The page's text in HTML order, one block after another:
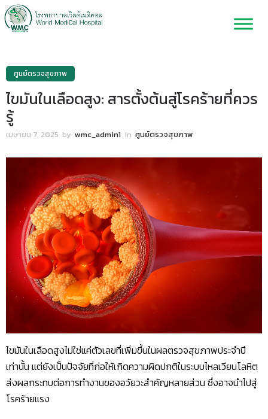
ศูนย์ตรวจสุขภาพ
ไขมันในเลือดสูง: สารตั้งต้นสู่โรคร้ายที่ควร
รู้
เมษายน 7, 2025 by wmc_admin1 in ศูนย์ตรวจสุขภาพ
ไขมันในเลือดสูงไม่ใช่แค่ตัวเลขที่เพิ่มขึ้นในผลตรวจสุขภาพประจำปี
เท่านั้น แต่ยังเป็นปัจจัยที่ก่อให้เกิดความผิดปกติในระบบไหลเวียนโลหิต
ส่งผลกระทบต่อการทำงานของอวัยวะสำคัญหลายส่วน ซึ่งอาจนำไปสู่
โรคร้ายแรง